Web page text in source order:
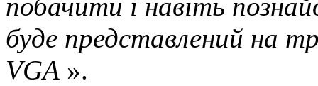
буде представлений на
VGA ».